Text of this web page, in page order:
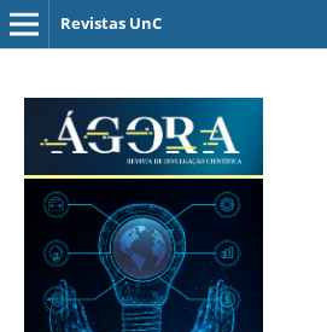
Revistas UnC